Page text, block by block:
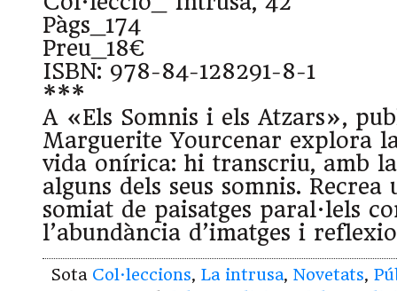
Pàgs_174
Preu_18€
ISBN: 978-84-128291-8-1
***
A «Els Somnis i els Atzars»,
Marguerite Yourcenar explora
vida onírica: hi transcriu, amb
alguns dels seus somnis.
somiat de paisatges paral·lels
l’abundància d’imatges i
Sota Col·leccions, La intrusa, Novetats,